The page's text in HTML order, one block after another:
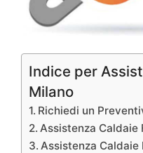
Indice per
Milano
Richiedi un
Assistenza Caldaie
Assistenza Caldaie